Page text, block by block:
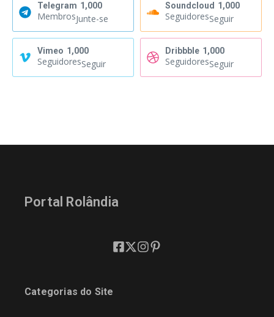
Telegram 1,000
MembrosJunte-se
Soundcloud 1,000
SeguidoresSeguir
Vimeo 1,000
SeguidoresSeguir
Dribbble 1,000
SeguidoresSeguir
Portal Rolândia
Categorias do Site